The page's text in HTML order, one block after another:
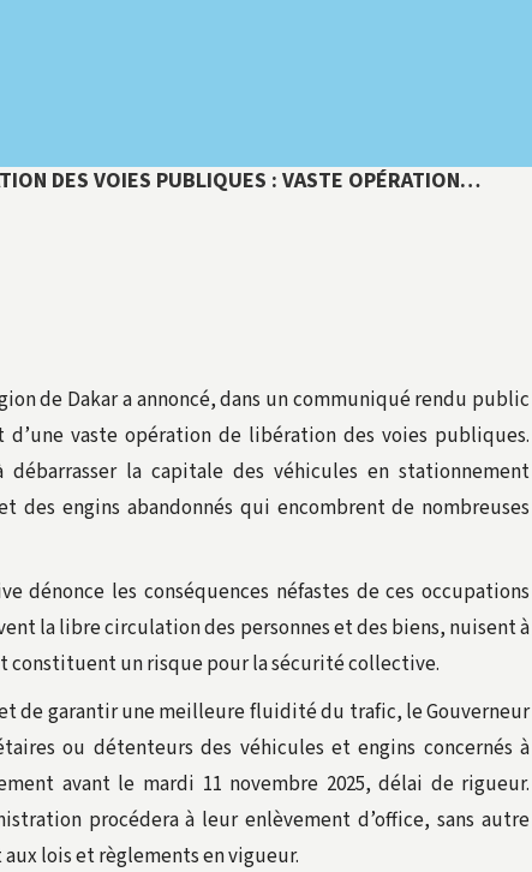
DES VOIES PUBLIQUES : VASTE OPÉRATION…
de Dakar a annoncé, dans un communiqué rendu public
vaste opération de libération des voies publiques.
la capitale des véhicules en stationnement
des engins abandonnés qui encombrent de nombreuses
dénonce les conséquences néfastes de ces occupations
la libre circulation des personnes et des biens, nuisent à
constituent un risque pour la sécurité collective.
de garantir une meilleure fluidité du trafic, le Gouverneur
ou détenteurs des véhicules et engins concernés à
avant le mardi 11 novembre 2025, délai de rigueur.
procédera à leur enlèvement d’office, sans autre
lois et règlements en vigueur.